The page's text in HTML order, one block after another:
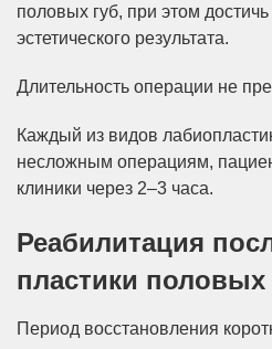
половых губ, при этом
эстетического результата.
Длительность операции не
Каждый из видов
несложным операциям,
клиники через 2–3 часа.
Реабилитация
пластики половых
Период восстановления